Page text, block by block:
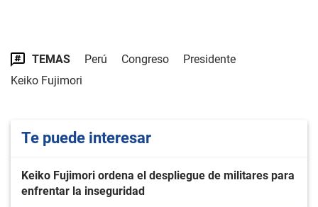
TEMAS Perú Congreso
Presidente
Keiko Fujimori
Te puede interesar
Keiko Fujimori ordena el despliegue de militares para
enfrentar la inseguridad